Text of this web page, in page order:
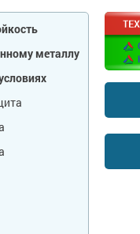
металлу